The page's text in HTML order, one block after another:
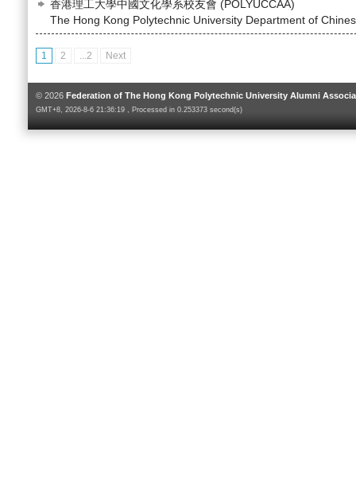
香港理工大學中國文化學系校友會 (POLYUCCAA)
The Hong Kong Polytechnic University Department of
1 2 ...2 Next
© 2026 Federation of The Hong Kong Polytechnic University Alumni
GMT+8, 2026-8-6 21:36:19 , Processed in 0.253373 second(s)